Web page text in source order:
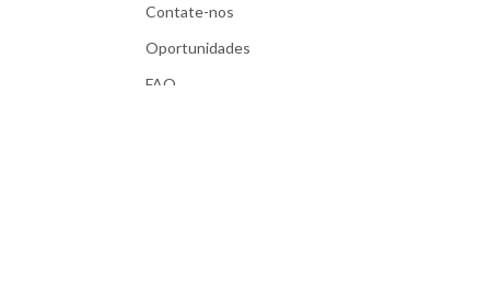
Contate-nos
Oportunidades
FAQ